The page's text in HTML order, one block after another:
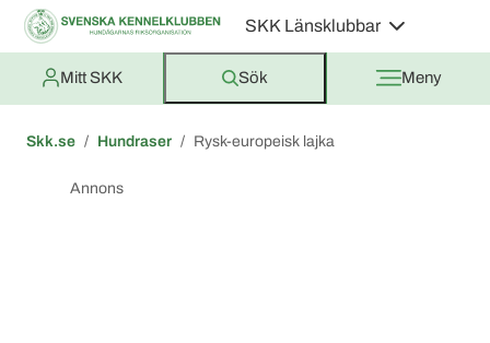
SKK Länsklubbar
Mitt SKK Sök Meny
Skk.se Hundraser Rysk-europeisk lajka
Annons